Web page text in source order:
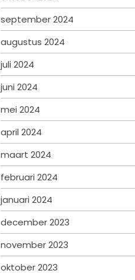
september 2024
augustus 2024
juli 2024
juni 2024
mei 2024
april 2024
maart 2024
februari 2024
januari 2024
december 2023
november 2023
oktober 2023